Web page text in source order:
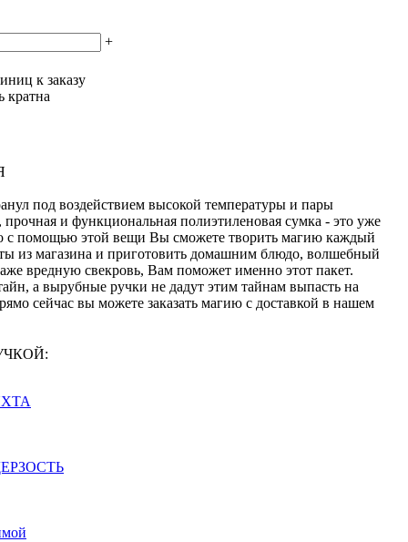
+
к заказу
кратна
под воздействием высокой температуры и пары
прочная и функциональная полиэтиленовая сумка - это уже
с помощью этой вещи Вы сможете творить магию каждый
из магазина и приготовить домашним блюдо, волшебный
вредную свекровь, Вам поможет именно этот пакет.
а вырубные ручки не дадут этим тайнам выпасть на
сейчас вы можете заказать магию с доставкой в нашем